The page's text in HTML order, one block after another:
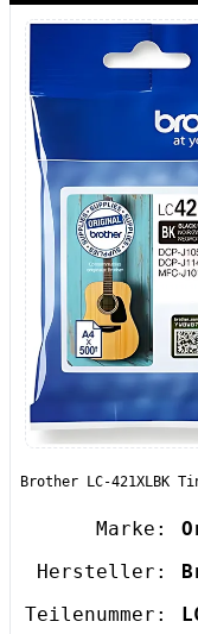
Brother LC-421XLBK
Marke:
Hersteller:
Teilenummer: